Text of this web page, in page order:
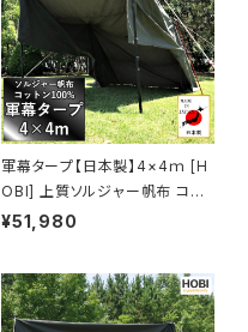
軍幕タープ【日本製】4×4ｍ [H
OBI] 上質ソルジャー帆布 コット
ン100% [無骨でタフ] 強撥水パ
400×400 ホビ ブラックオリー
ブ【MADE IN JAPAN】
¥51,980